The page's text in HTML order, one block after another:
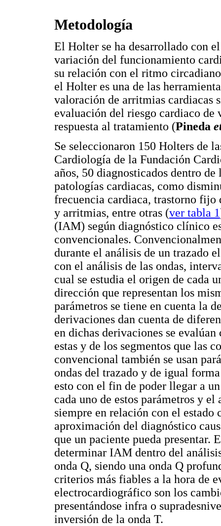
Metodología
El Holter se ha desarrollado con
variación del funcionamiento
su relación con el ritmo
el Holter es una de las
valoración de arritmias cardiacas
evaluación del riesgo cardiaco
respuesta al tratamiento (Pineda
Se seleccionaron 150 Holters de
Cardiología de la Fundación
años, 50 diagnosticados dentro
patologías cardiacas, como
frecuencia cardiaca, trastorno fijo
y arritmias, entre otras (ver tabla 1
(IAM) según diagnóstico clínico
convencionales.
durante el análisis de un trazado
con el análisis de las ondas,
cual se estudia el origen de cada
dirección que representan los
parámetros se tiene en cuenta la
derivaciones dan cuenta de
en dichas derivaciones se
estas y de los segmentos que las
convencional también se usan
ondas del trazado y de igual
esto con el fin de poder llegar a
cada uno de estos parámetros y
siempre en relación con el
aproximación del diagnóstico
que un paciente pueda presentar.
determinar IAM dentro del
onda Q, siendo una onda Q
criterios más fiables a la hora de
electrocardiográfico son los
presentándose infra o
inversión de la onda T.